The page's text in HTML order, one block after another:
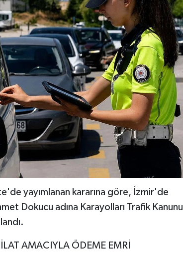
yayımlanan kararına göre, İzmir'de
Dokucu adına Karayolları Trafik Kanunu
AMACIYLA ÖDEME EMRİ